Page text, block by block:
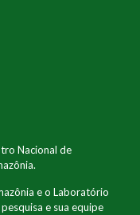
Nacional de
e o Laboratório
e sua equipe